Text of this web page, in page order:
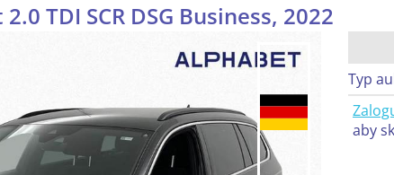
TDI SCR DSG Business, 2022
Typ
aby